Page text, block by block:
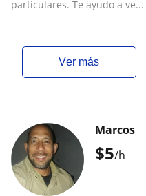
particulares. Te ayudo a ve...
ver más
$5/h
Marcos